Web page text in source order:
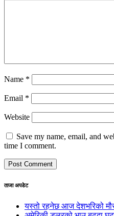
Name *
Email *
Website
Save my name, email, and
time I comment.
ताजा अपडेट
यस्तो रहनेछ आज देशभरिको